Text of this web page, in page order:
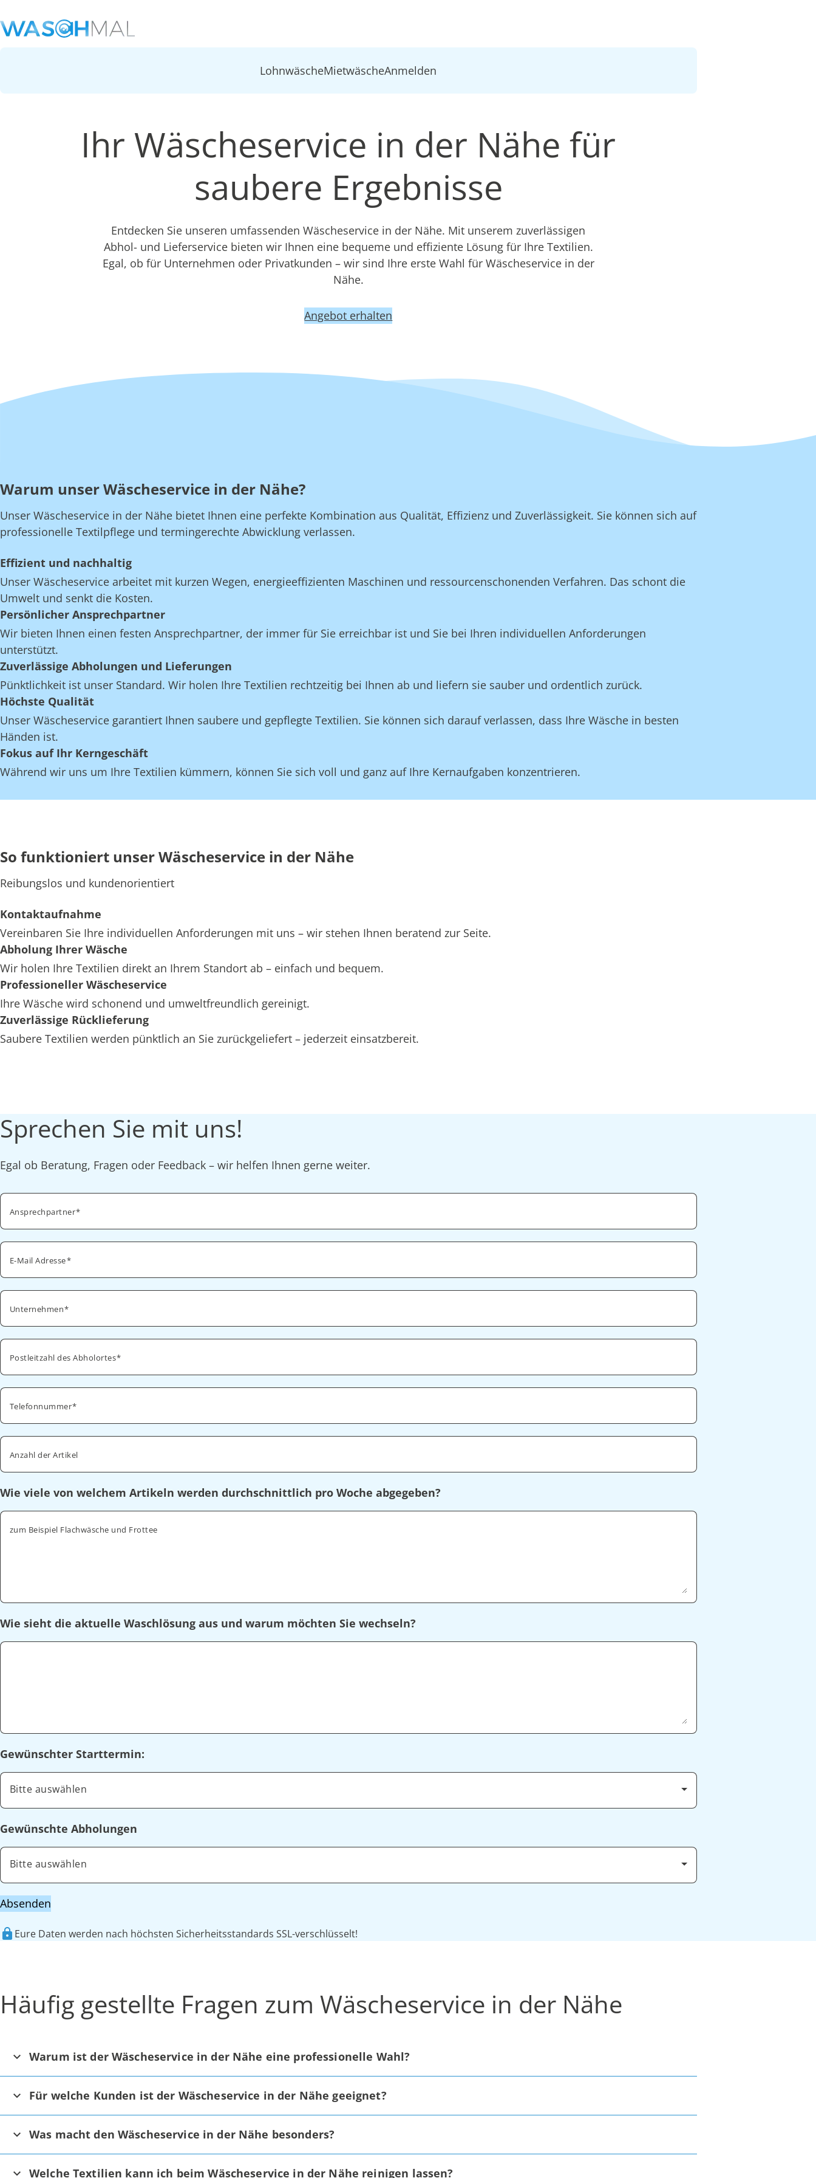
LohnwäscheMietwäscheAnmelden
Ihr Wäscheservice in der Nähe für
saubere Ergebnisse
Entdecken Sie unseren umfassenden Wäscheservice in der Nähe. Mit unserem zuverlässigen
Abhol- und Lieferservice bieten wir Ihnen eine bequeme und effiziente Lösung für Ihre Textilien.
Egal, ob für Unternehmen oder Privatkunden – wir sind Ihre erste Wahl für Wäscheservice in der
Nähe.
Angebot erhalten
Warum unser Wäscheservice in der Nähe?
Unser Wäscheservice in der Nähe bietet Ihnen eine perfekte Kombination aus Qualität, Effizienz und Zuverlässigkeit. Sie können sich auf
professionelle Textilpflege und termingerechte Abwicklung verlassen.
Effizient und nachhaltig
Unser Wäscheservice arbeitet mit kurzen Wegen, energieeffizienten Maschinen und ressourcenschonenden Verfahren. Das schont die
Umwelt und senkt die Kosten.
Persönlicher Ansprechpartner
Wir bieten Ihnen einen festen Ansprechpartner, der immer für Sie erreichbar ist und Sie bei Ihren individuellen Anforderungen
unterstützt.
Zuverlässige Abholungen und Lieferungen
Pünktlichkeit ist unser Standard. Wir holen Ihre Textilien rechtzeitig bei Ihnen ab und liefern sie sauber und ordentlich zurück.
Höchste Qualität
Unser Wäscheservice garantiert Ihnen saubere und gepflegte Textilien. Sie können sich darauf verlassen, dass Ihre Wäsche in besten
Händen ist.
Fokus auf Ihr Kerngeschäft
Während wir uns um Ihre Textilien kümmern, können Sie sich voll und ganz auf Ihre Kernaufgaben konzentrieren.
So funktioniert unser Wäscheservice in der Nähe
Reibungslos und kundenorientiert
Kontaktaufnahme
Vereinbaren Sie Ihre individuellen Anforderungen mit uns – wir stehen Ihnen beratend zur Seite.
Abholung Ihrer Wäsche
Wir holen Ihre Textilien direkt an Ihrem Standort ab – einfach und bequem.
Professioneller Wäscheservice
Ihre Wäsche wird schonend und umweltfreundlich gereinigt.
Zuverlässige Rücklieferung
Saubere Textilien werden pünktlich an Sie zurückgeliefert – jederzeit einsatzbereit.
Sprechen Sie mit uns!
Egal ob Beratung, Fragen oder Feedback – wir helfen Ihnen gerne weiter.
Ansprechpartner
E-Mail Adresse
Unternehmen
Postleitzahl des Abholortes
Telefonnummer
Anzahl der Artikel
Wie viele von welchem Artikeln werden durchschnittlich pro Woche abgegeben?
zum Beispiel Flachwäsche und Frottee
Wie sieht die aktuelle Waschlösung aus und warum möchten Sie wechseln?
Gewünschter Starttermin:
Bitte auswählen
Gewünschte Abholungen
Bitte auswählen
Absenden
Eure Daten werden nach höchsten Sicherheitsstandards SSL-verschlüsselt!
Häufig gestellte Fragen zum Wäscheservice in der Nähe
Warum ist der Wäscheservice in der Nähe eine professionelle Wahl?
Für welche Kunden ist der Wäscheservice in der Nähe geeignet?
Was macht den Wäscheservice in der Nähe besonders?
Welche Textilien kann ich beim Wäscheservice in der Nähe reinigen lassen?